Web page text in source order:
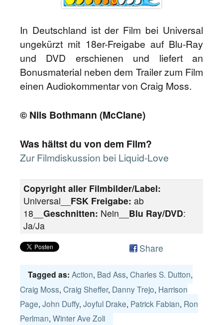
In Deutschland ist der Film bei Universal
ungekürzt mit 18er-Freigabe auf Blu-Ray
und DVD erschienen und liefert an
Bonusmaterial neben dem Trailer zum Film
einen Audiokommentar von Craig Moss.
© Nils Bothmann (McClane)
Was hältst du von dem Film?
Zur Filmdiskussion bei Liquid-Love
Copyright aller Filmbilder/Label:
Universal__ FSK Freigabe: ab
18__ Geschnitten: Nein__ Blu Ray/DVD:
Ja/Ja
Share
Tagged as: Action, Bad Ass, Charles S. Dutton,
Craig Moss, Craig Sheffer, Danny Trejo, Harrison
Page, John Duffy, Joyful Drake, Patrick Fabian, Ron
Perlman, Winter Ave Zoli